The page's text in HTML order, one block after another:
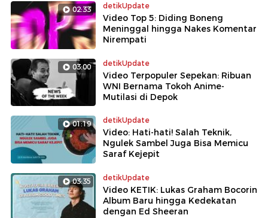
02:33 detikUpdate
Video Top 5: Diding Boneng
Meninggal hingga Nakes Komentar
Nirempati
03:00 detikUpdate
Video Terpopuler Sepekan: Ribuan
WNI Bernama Tokoh Anime-
Mutilasi di Depok
01:19 detikUpdate
Video: Hati-hati! Salah Teknik,
Ngulek Sambel Juga Bisa Memicu
Saraf Kejepit
03:35 detikUpdate
Video KETIK: Lukas Graham Bocorin
Album Baru hingga Kedekatan
dengan Ed Sheeran